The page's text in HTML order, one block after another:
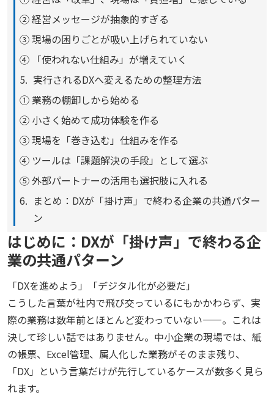
② 経営メッセージが抽象的すぎる
③ 現場の困りごとが吸い上げられていない
④ 「使われない仕組み」が増えていく
実行されるDXへ変えるための整理方法
① 業務の棚卸しから始める
② 小さく始めて成功体験を作る
③ 現場を「巻き込む」仕組みを作る
④ ツールは「課題解決の手段」として選ぶ
⑤ 外部パートナーの活用も選択肢に入れる
まとめ：DXが「掛け声」で終わる企業の共通パター
ン
はじめに：DXが「掛け声」で終わる企
業の共通パターン
「DXを進めよう」「デジタル化が必要だ」
こうした言葉が社内で飛び交っているにもかかわらず、実
際の業務は数年前とほとんど変わっていない——。これは
決して珍しい話ではありません。中小企業の現場では、紙
の帳票、Excel管理、属人化した業務がそのまま残り、
「DX」という言葉だけが先行しているケースが数多く見ら
れます。